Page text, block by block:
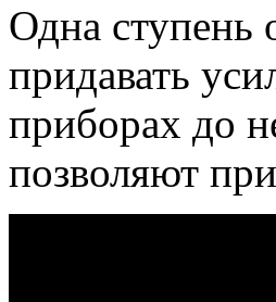
Одна ступень
придавать
приборах до
позволяют